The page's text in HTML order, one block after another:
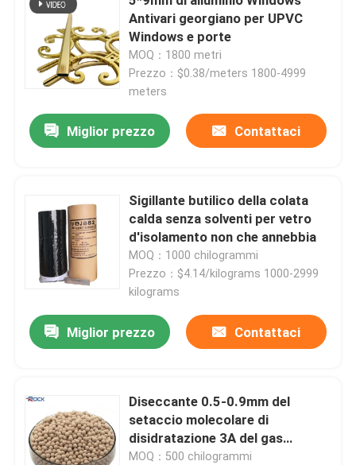
Antivari georgiano per UPVC
Windows e porte
MOQ：1800 metri
Prezzo：$0.38/meters 1800-4999
meters
Miglior prezzo Contattaci
Sigillante butilico della colata
calda senza solventi per vetro
d'isolamento non che annebbia
MOQ：1000 chilogrammi
Prezzo：$4.14/kilograms 1000-2999
kilograms
Miglior prezzo Contattaci
Diseccante 0.5-0.9mm del
setaccio molecolare di
disidratazione 3A del gas
naturale
MOQ：500 chilogrammi